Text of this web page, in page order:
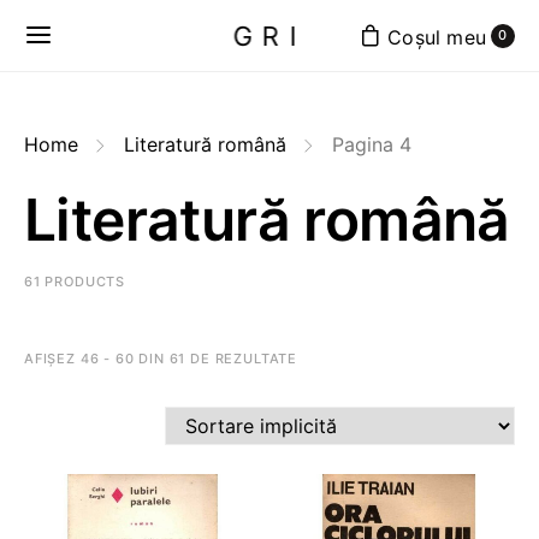
GRI 0
Home Literatură română Pagina 4
Literatură română
61 PRODUCTS
AFIȘEZ 46 - 60 DIN 61 DE REZULTATE